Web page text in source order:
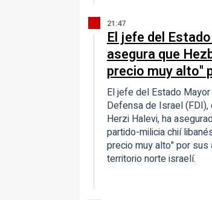
21:47
El jefe del
asegura que
precio muy alto"
El jefe del Estado
Defensa de Israel
Herzi Halevi, ha
partido-milicia chií
precio muy alto" por
territorio norte israelí.